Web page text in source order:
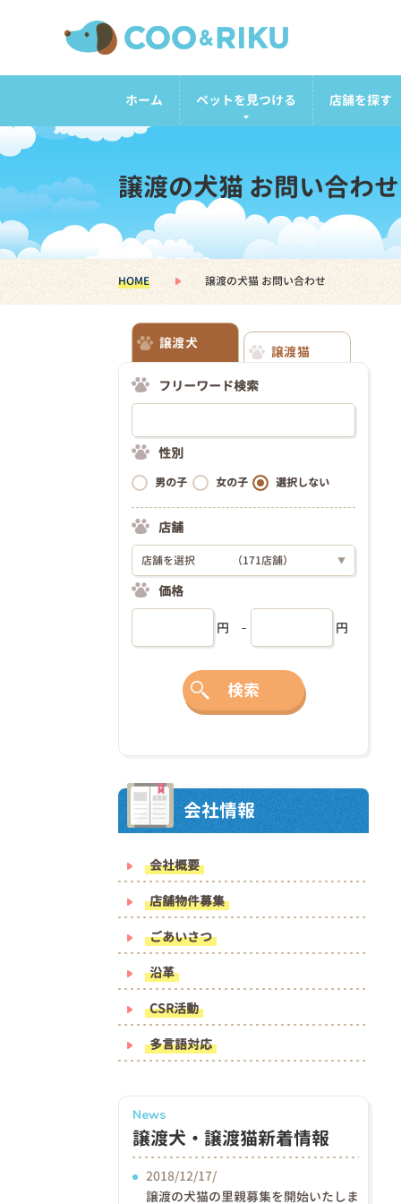
ホーム ペットを見つける 店舗を探す
譲渡の犬猫 お問い合わせ
HOME 譲渡の犬猫 お問い合わせ
譲渡犬
譲渡猫
フリーワード検索
性別
男の子 女の子 選択しない
店舗
店舗を選択 （171店舗） ▼
価格
円 円
検索
会社情報
会社概要
店舗物件募集
ごあいさつ
沿革
CSR活動
多言語対応
News
譲渡犬・譲渡猫新着情報
2018/12/17/
譲渡の犬猫の里親募集を開始いたしま